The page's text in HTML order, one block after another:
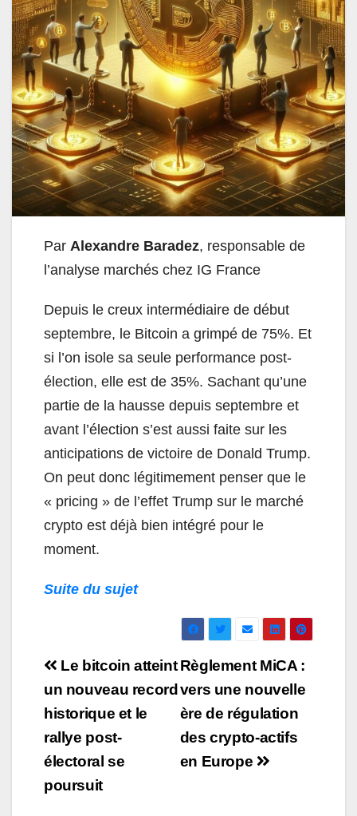
Par Alexandre Baradez, responsable de
l’analyse marchés chez IG France
Depuis le creux intermédiaire de début
septembre, le Bitcoin a grimpé de 75%. Et
si l’on isole sa seule performance post-
élection, elle est de 35%. Sachant qu’une
partie de la hausse depuis septembre et
avant l’élection s’est aussi faite sur les
anticipations de victoire de Donald Trump.
On peut donc légitimement penser que le
« pricing » de l’effet Trump sur le marché
crypto est déjà bien intégré pour le
moment.
Suite du sujet
Navigation
de
l’article
Règlement MiCA :
vers une nouvelle
ère de régulation
des crypto-actifs
en Europe
Le bitcoin atteint
un nouveau record
historique et le
rallye post-
électoral se
poursuit